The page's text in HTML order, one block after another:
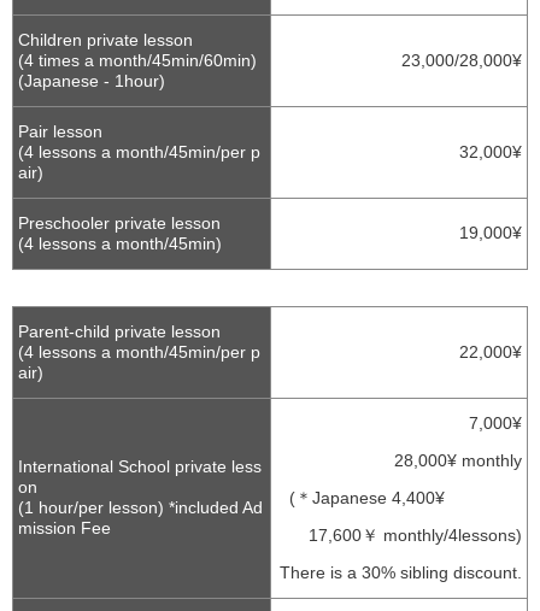
Children private lesson
(4 times a month/45min/60min)
(Japanese - 1hour)
23,000/28,000¥
Pair lesson
(4 lessons a month/45min/per p
air)
32,000¥
Preschooler private lesson
(4 lessons a month/45min)
19,000¥
Parent-child private lesson
(4 lessons a month/45min/per p
air)
22,000¥
International School private less
on
(1 hour/per lesson) *included Ad
mission Fee
7,000¥
28,000¥ monthly
(＊Japanese 4,400¥
17,600￥ monthly/4lessons)
There is a 30% sibling discount.